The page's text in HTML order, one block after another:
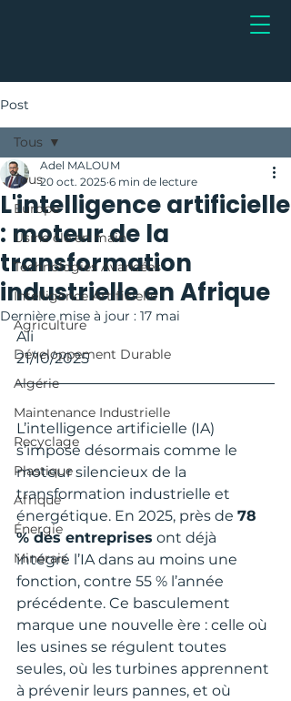
Post
Tous
Europe
Usine clé en main
Technologies Avancées
Intelligence Artificielle
Agriculture
Développement Durable
Algérie
Maintenance Industrielle
Recyclage
Plastique
Afrique
Énergie
Minerais
Tous
L'intelligence artificielle
: moteur de la
transformation
industrielle en Afrique
Adel MALOUM
20 oct. 2025 6 min de lecture
Dernière mise à jour : 17 mai
Ali
21/10/2025
L’intelligence artificielle (IA)
s’impose désormais comme le
moteur silencieux de la
transformation industrielle et
énergétique. En 2025, près de 78
% des entreprises ont déjà
intégré l’IA dans au moins une
fonction, contre 55 % l’année
précédente. Ce basculement
marque une nouvelle ère : celle où
les usines se régulent toutes
seules, où les turbines apprennent
à prévenir leurs pannes, et où